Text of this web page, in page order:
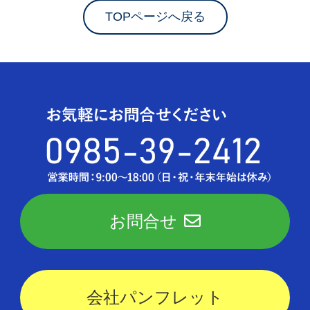
TOPページへ戻る
お問合せ
会社パンフレット